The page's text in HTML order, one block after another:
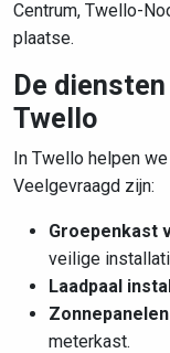
Centrum, Twello-
plaatse.
De
Twello
In Twello helpen
Veelgevraagd zijn:
Groepenkast
veilige
Laadpaal
Zonnepanelen
meterkast.